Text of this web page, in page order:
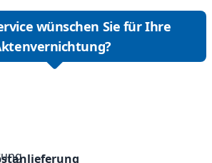
wünschen Sie für Ihre